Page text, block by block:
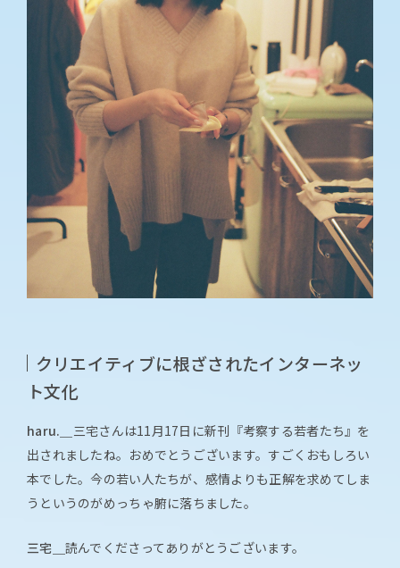
クリエイティブに根ざされたインターネッ
ト文化
haru.＿ 三宅さんは11月17日に新刊『考察する若者たち』を
出されましたね。おめでとうございます。すごくおもしろい
本でした。今の若い人たちが、感情よりも正解を求めてしま
うというのがめっちゃ腑に落ちました。
三宅＿ 読んでくださってありがとうございます。